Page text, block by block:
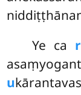
Ye ca
u